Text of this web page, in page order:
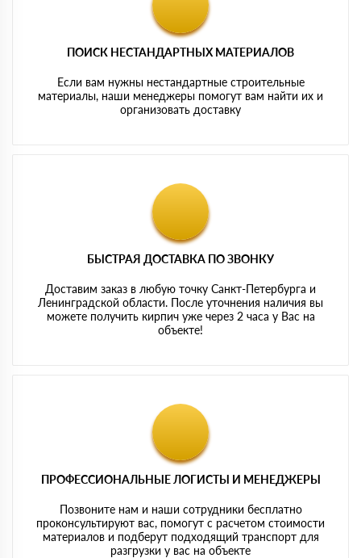
ПОИСК НЕСТАНДАРТНЫХ МАТЕРИАЛОВ
Если вам нужны нестандартные строительные
материалы, наши менеджеры помогут вам найти их и
организовать доставку
БЫСТРАЯ ДОСТАВКА ПО ЗВОНКУ
Доставим заказ в любую точку Санкт-Петербурга и
Ленинградской области. После уточнения наличия вы
можете получить кирпич уже через 2 часа у Вас на
объекте!
ПРОФЕССИОНАЛЬНЫЕ ЛОГИСТЫ И МЕНЕДЖЕРЫ
Позвоните нам и наши сотрудники бесплатно
проконсультируют вас, помогут с расчетом стоимости
материалов и подберут подходящий транспорт для
разгрузки у вас на объекте